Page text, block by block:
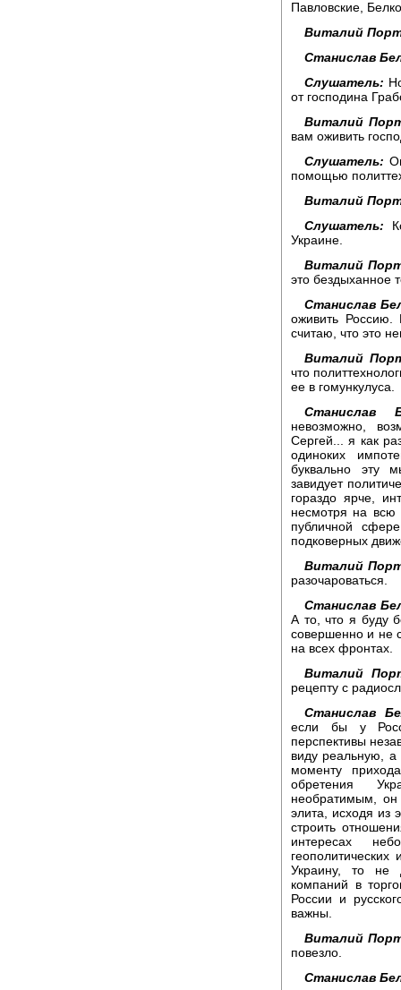
Павловские,
Виталий
Станислав
Слушатель:
от господина
Виталий
вам оживить
Слушатель:
помощью
Виталий
Слушатель:
Украине.
Виталий
это бездыханное
Станислав
оживить
считаю, что это
Виталий
что
ее в гомункулуса.
Станислав
невозможно,
Сергей... я как
одиноких
буквально эту
завидует
гораздо ярче,
несмотря на всю
публичной
подковерных
Виталий
разочароваться.
Станислав
А то, что я буду
совершенно и не
на всех фронтах.
Виталий
рецепту с
Станислав
если бы у
перспективы
виду реальную,
моменту
обретения
необратимым, он
элита, исходя из
строить
интересах
Украину, то не
компаний в
России и
важны.
Виталий
повезло.
Станислав